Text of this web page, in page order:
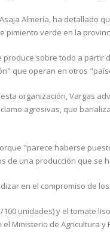
Almería, ha detallado
pimiento verde en la
produce sobre todo a
que operan en otros
organización, Vargas
agresivas, que
"parece haberse
de una producción que se
en el compromiso de
unidades) y el tomate
Ministerio de Agricultura